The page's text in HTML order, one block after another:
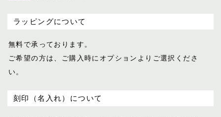
ラッピングについて
無料で承っております。
ご希望の方は、ご購入時にオプションより ご選択くださ
い。
刻印（名入れ）について